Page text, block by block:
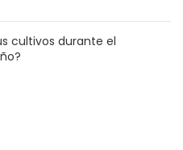
cultivos durante el